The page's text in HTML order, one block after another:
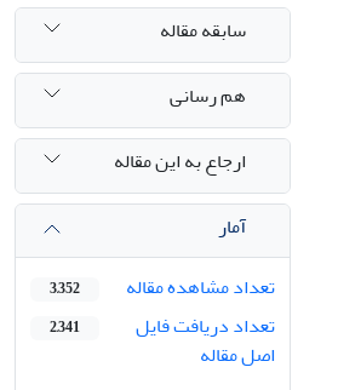
سابقه مقاله
هم رسانی
ارجاع به این مقاله
آمار
تعداد مشاهده مقاله
3,352
تعداد دریافت فایل
اصل مقاله
2,341